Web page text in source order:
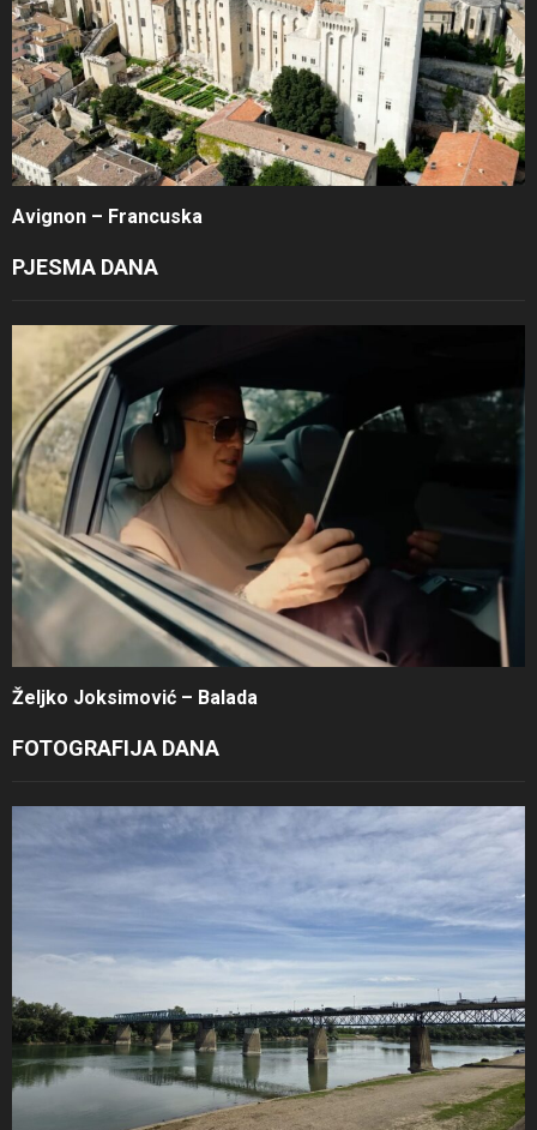
Avignon – Francuska
PJESMA DANA
Željko Joksimović – Balada
FOTOGRAFIJA DANA